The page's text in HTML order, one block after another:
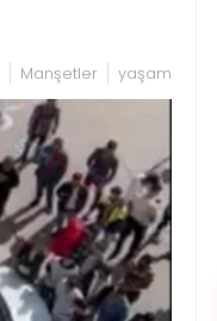
Manşetler yaşam